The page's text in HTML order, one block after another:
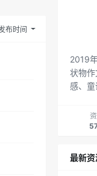
布时间
2019
状物
感、童
最新资